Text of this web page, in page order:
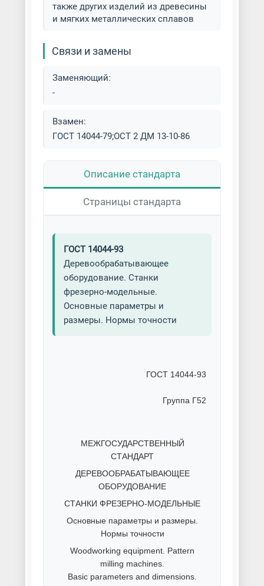
также других изделий из древесины
и мягких металлических сплавов
Связи и замены
Заменяющий:
-
Взамен:
ГОСТ 14044-79;ОСТ 2 ДМ 13-10-86
Описание стандарта
Страницы стандарта
ГОСТ 14044-93
Деревообрабатывающее
оборудование. Станки
фрезерно-модельные.
Основные параметры и
размеры. Нормы точности